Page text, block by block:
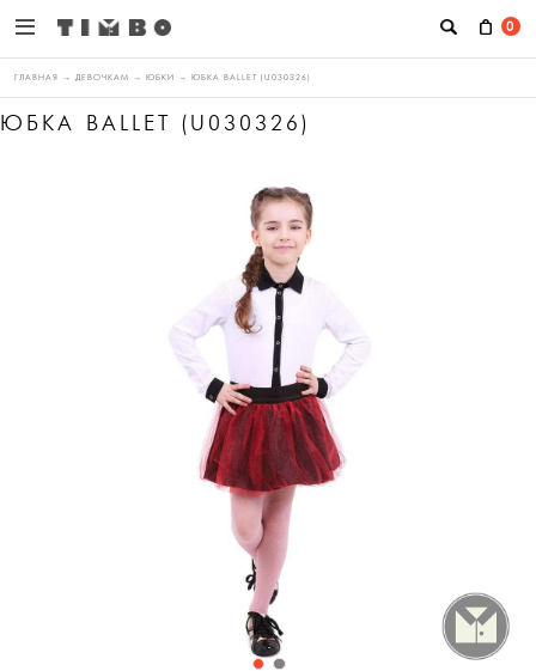
0
ГЛАВНАЯ → ДЕВОЧКАМ → ЮБКИ → ЮБКА BALLET (U030326)
ЮБКА BALLET (U030326)